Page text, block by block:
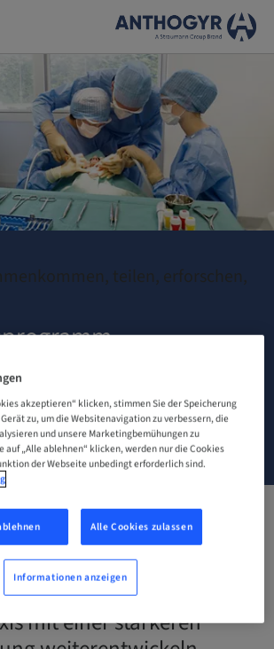
teilen, erforschen,
MEHR ERFAHREN
KONTAKT
unsere Schulungskurse
die sich an alle
mit einer stärkeren
akzeptieren“ klicken, stimmen Sie der Speicherung
zu, um die Websitenavigation zu verbessern, die
und unsere Marketingbemühungen zu
auf „Alle ablehnen“ klicken, werden nur die Cookies
der Webseite unbedingt erforderlich sind.
Alle Cookies zulassen
Informationen anzeigen